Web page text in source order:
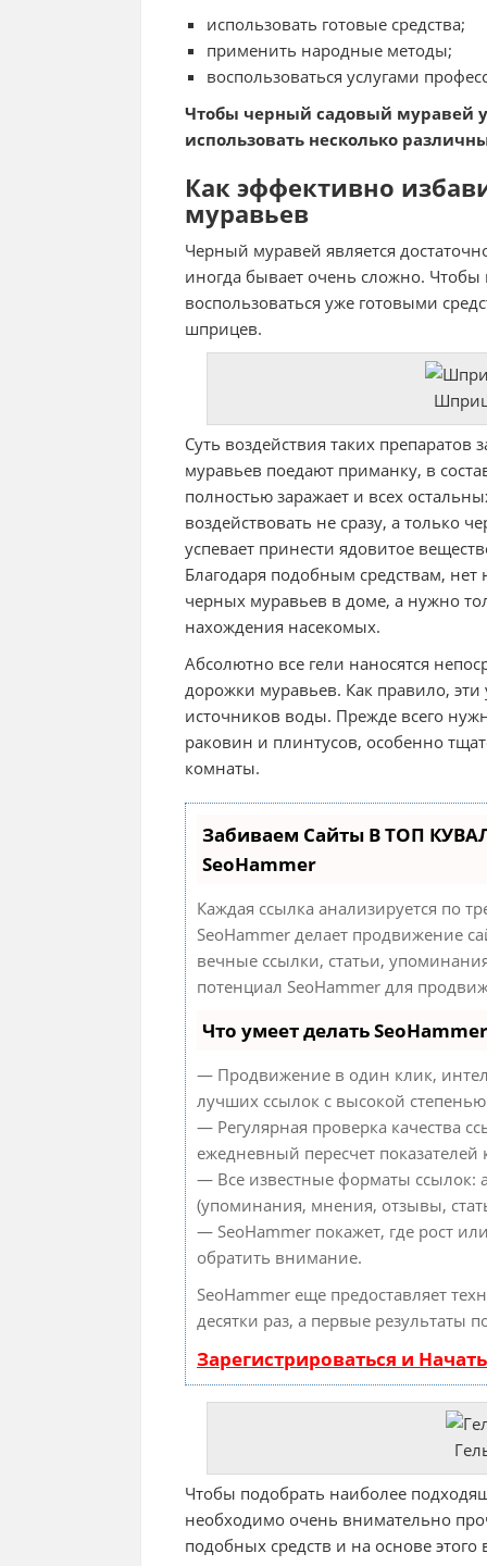
использовать готовые средства;
применить народные методы;
воспользоваться услугами
Чтобы черный садовый муравей
использовать несколько
Как эффективно
муравьев
Черный муравей является
иногда бывает очень сложно.
воспользоваться уже готовыми
шприцев.
Суть воздействия таких
муравьев поедают приманку, в
полностью заражает и всех
воздействовать не сразу, а только
успевает принести ядовитое
Благодаря подобным средствам, нет
черных муравьев в доме, а нужно
нахождения насекомых.
Абсолютно все гели наносятся
дорожки муравьев. Как правило,
источников воды. Прежде всего
раковин и плинтусов, особенно
комнаты.
Забиваем Сайты В ТОП
SeoHammer
Каждая ссылка анализируется по
SeoHammer делает продвижение
вечные ссылки, статьи,
потенциал SeoHammer для
Что умеет делать SeoHammer
— Продвижение в один клик,
лучших ссылок с высокой
— Регулярная проверка качества
ежедневный пересчет показателей
— Все известные форматы ссылок:
(упоминания, мнения, отзывы,
— SeoHammer покажет, где рост
обратить внимание.
SeoHammer еще предоставляет
десятки раз, а первые результаты
Зарегистрироваться и
Чтобы подобрать наиболее
необходимо очень внимательно
подобных средств и на основе